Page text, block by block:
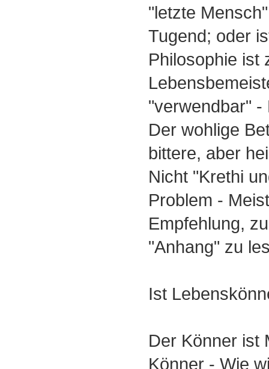
"letzte
Tugend; oder
Philosophie ist
"verwendbar" -
Der wohlige
bittere, aber
Nicht "Krethi
Problem -
Empfehlung,
"Anhang" zu
Ist
Der Könner ist
Könner - Wie